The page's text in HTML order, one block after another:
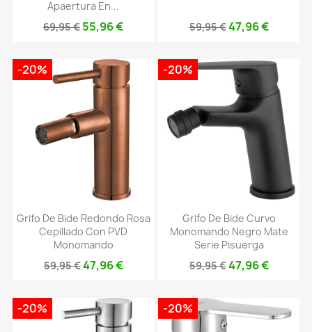
Apaertura En...
69,95 € 55,96 € 59,95 €47,96 €
Grifo De Bide Redondo Rosa
Cepillado Con PVD
Monomando
59,95 €47,96 €
-20%
Grifo De Bide Curvo
Monomando Negro Mate
Serie Pisuerga
59,95 €47,96 €
-20%
-20% -20%